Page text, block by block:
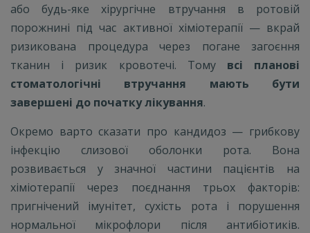
або будь-яке хірургічне втручання в ротовій
порожнині під час активної хіміотерапії — вкрай
ризикована процедура через погане загоєння
тканин і ризик кровотечі. Тому всі планові
стоматологічні втручання мають бути
завершені до початку лікування.
Окремо варто сказати про кандидоз — грибкову
інфекцію слизової оболонки рота. Вона
розвивається у значної частини пацієнтів на
хіміотерапії через поєднання трьох факторів:
пригнічений імунітет, сухість рота і порушення
нормальної мікрофлори після антибіотиків.